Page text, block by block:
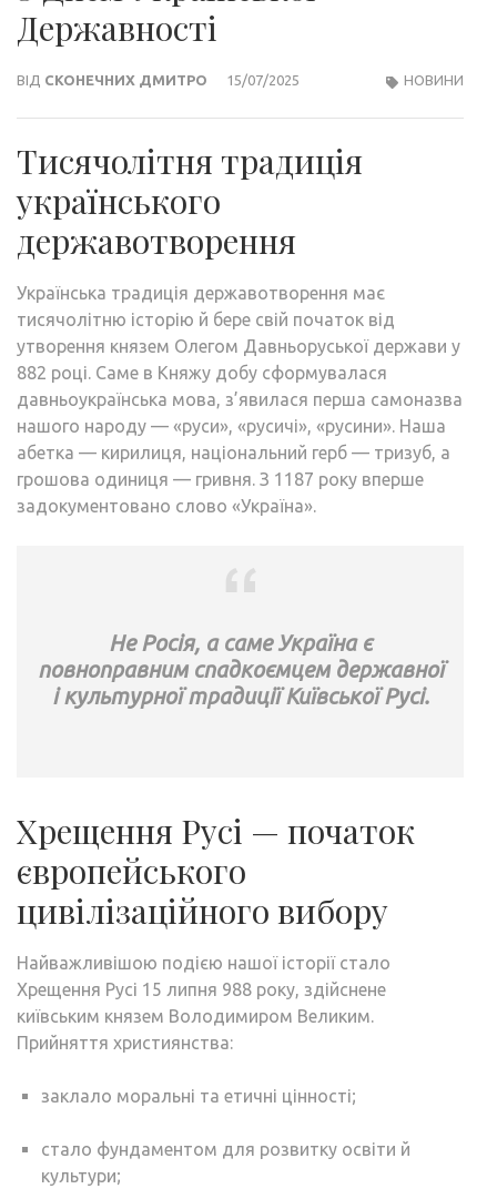
Державності
ВІД СКОНЕЧНИХ ДМИТРО 15/07/2025 НОВИНИ
Тисячолітня традиція
українського
державотворення
Українська традиція державотворення має
тисячолітню історію й бере свій початок від
утворення князем Олегом Давньоруської держави у
882 році. Саме в Княжу добу сформувалася
давньоукраїнська мова, з’явилася перша самоназва
нашого народу — «руси», «русичі», «русини». Наша
абетка — кирилиця, національний герб — тризуб, а
грошова одиниця — гривня. З 1187 року вперше
задокументовано слово «Україна».
Не Росія, а саме Україна є
повноправним спадкоємцем державної
і культурної традиції Київської Русі.
Хрещення Русі — початок
європейського
цивілізаційного вибору
Найважливішою подією нашої історії стало
Хрещення Русі 15 липня 988 року, здійснене
київським князем Володимиром Великим.
Прийняття християнства:
заклало моральні та етичні цінності;
стало фундаментом для розвитку освіти й
культури;